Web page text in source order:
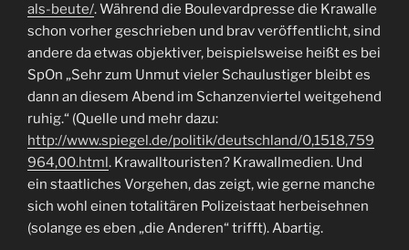
als-beute/. Während die Boulevardpresse die Krawalle
schon vorher geschrieben und brav veröffentlicht, sind
andere da etwas objektiver, beispielsweise heißt es bei
SpOn „Sehr zum Unmut vieler Schaulustiger bleibt es
dann an diesem Abend im Schanzenviertel weitgehend
ruhig.“ (Quelle und mehr dazu:
http://www.spiegel.de/politik/deutschland/0,1518,759
964,00.html. Krawalltouristen? Krawallmedien. Und
ein staatliches Vorgehen, das zeigt, wie gerne manche
sich wohl einen totalitären Polizeistaat herbeisehnen
(solange es eben „die Anderen“ trifft). Abartig.